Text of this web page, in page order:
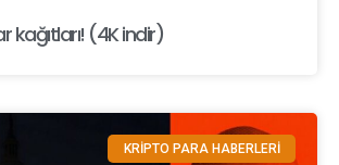
kağıtları! (4K indir)
KRİPTO PARA HABERLERİ